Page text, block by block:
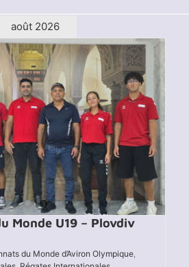
août 2026
Monde U19 – Plovdiv
du Monde d’Aviron Olympique,